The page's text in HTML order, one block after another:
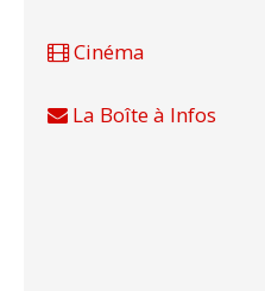
Cinéma
La Boîte à Infos